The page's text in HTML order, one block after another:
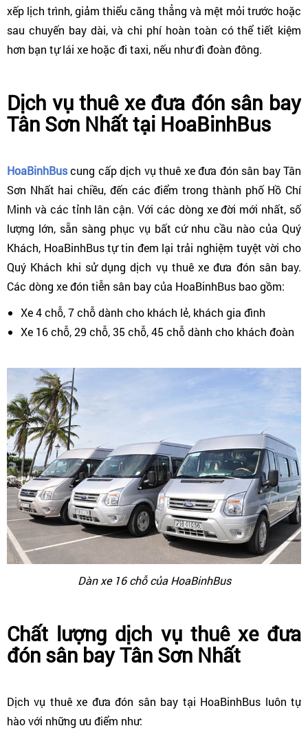
xếp lịch trình, giảm thiểu căng thẳng và mệt mỏi trước hoặc
sau chuyến bay dài, và chi phí hoàn toàn có thể tiết kiệm
hơn bạn tự lái xe hoặc đi taxi, nếu như đi đoàn đông.
Dịch vụ thuê xe đưa đón sân bay
Tân Sơn Nhất tại HoaBinhBus
HoaBinhBuscung cấp dịch vụ thuê xe đưa đón sân bay Tân
Sơn Nhất hai chiều, đến các điểm trong thành phố Hồ Chí
Minh và các tỉnh lân cận. Với các dòng xe đời mới nhất, số
lượng lớn, sẵn sàng phục vụ bất cứ nhu cầu nào của Quý
Khách, HoaBinhBus tự tin đem lại trải nghiệm tuyệt vời cho
Quý Khách khi sử dụng dịch vụ thuê xe đưa đón sân bay.
Các dòng xe đón tiễn sân bay của HoaBinhBus bao gồm:
Xe 4 chỗ, 7 chỗ dành cho khách lẻ, khách gia đình
Xe 16 chỗ, 29 chỗ, 35 chỗ, 45 chỗ dành cho khách đoàn
Dàn xe 16 chỗ của HoaBinhBus
Chất lượng dịch vụ thuê xe đưa
đón sân bay Tân Sơn Nhất
Dịch vụ thuê xe đưa đón sân bay tại HoaBinhBus luôn tự
hào với những ưu điểm như: